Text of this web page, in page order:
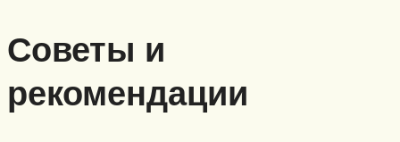
Советы и
рекомендации